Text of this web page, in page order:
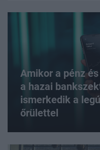
Amikor a pénz
a hazai
ismerkedik a
őrülettel